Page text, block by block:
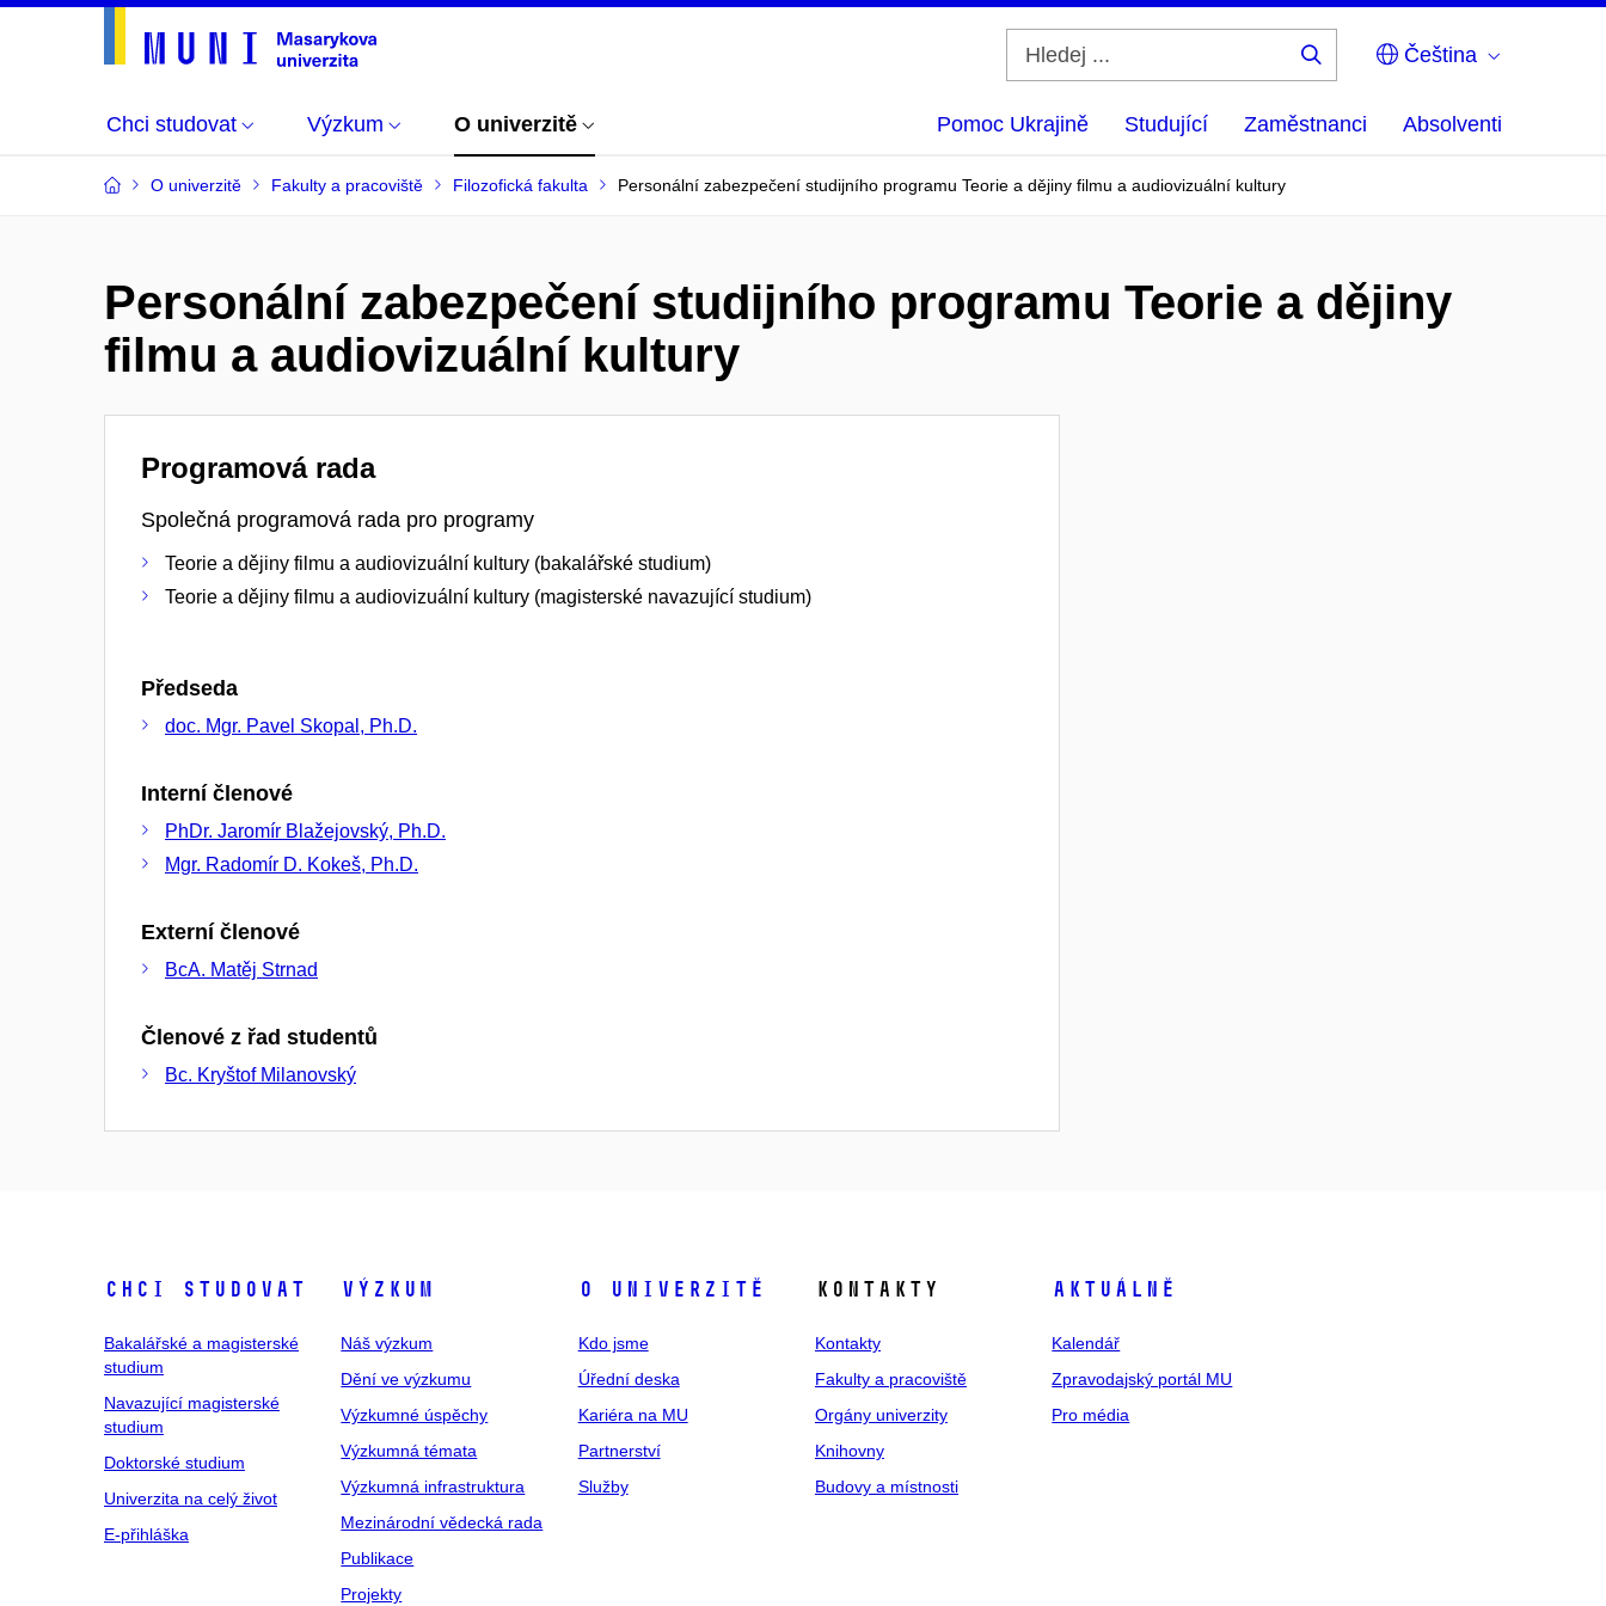
Čeština
Chci studovat Výzkum O univerzitě Pomoc Ukrajině Studující Zaměstnanci Absolventi
O univerzitě Fakulty a pracoviště Filozofická fakulta Personální zabezpečení studijního programu Teorie a dějiny filmu a audiovizuální kultury
Personální zabezpečení studijního programu Teorie a dějiny
filmu a audiovizuální kultury
Programová rada
Společná programová rada pro programy
Teorie a dějiny filmu a audiovizuální kultury (bakalářské studium)
Teorie a dějiny filmu a audiovizuální kultury (magisterské navazující studium)
Předseda
doc. Mgr. Pavel Skopal, Ph.D.
Interní členové
PhDr. Jaromír Blažejovský, Ph.D.
Mgr. Radomír D. Kokeš, Ph.D.
Externí členové
BcA. Matěj Strnad
Členové z řad studentů
Bc. Kryštof Milanovský
Chci studovat
Bakalářské a magisterské
studium
Navazující magisterské
studium
Doktorské studium
Univerzita na celý život
E-přihláška
Výzkum
Náš výzkum
Dění ve výzkumu
Výzkumné úspěchy
Výzkumná témata
Výzkumná infrastruktura
Mezinárodní vědecká rada
Publikace
Projekty
O univerzitě
Kdo jsme
Úřední deska
Kariéra na MU
Partnerství
Služby
Kontakty
Kontakty
Fakulty a pracoviště
Orgány univerzity
Knihovny
Budovy a místnosti
Aktuálně
Kalendář
Zpravodajský portál MU
Pro média